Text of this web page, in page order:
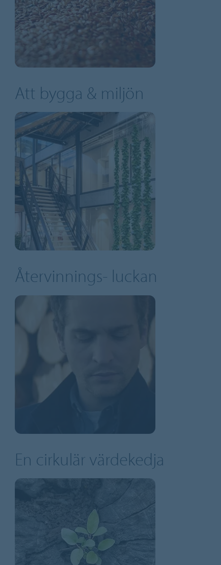
Att bygga & miljön
Återvinnings- luckan
En cirkulär värdekedja